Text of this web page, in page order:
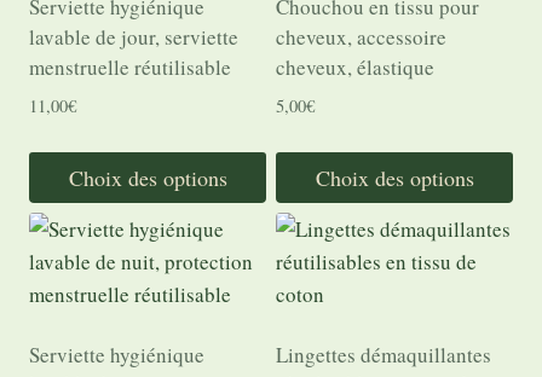
Serviette hygiénique
lavable de jour, serviette
menstruelle réutilisable
11,00€
Choix des options
Ce
produit
variations.
Chouchou en tissu pour
cheveux, accessoire
cheveux, élastique
5,00€
Choix des options
Ce
produit
variations.
Serviette hygiénique
Lingettes démaquillantes